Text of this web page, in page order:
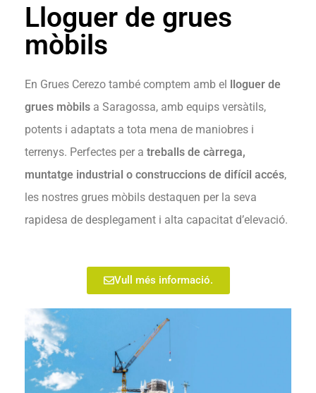
Lloguer de grues
mòbils
En Grues Cerezo també comptem amb el lloguer de
grues mòbils a Saragossa, amb equips versàtils,
potents i adaptats a tota mena de maniobres i
terrenys. Perfectes per a treballs de càrrega,
muntatge industrial o construccions de difícil accés,
les nostres grues mòbils destaquen per la seva
rapidesa de desplegament i alta capacitat d’elevació.
Vull més informació.